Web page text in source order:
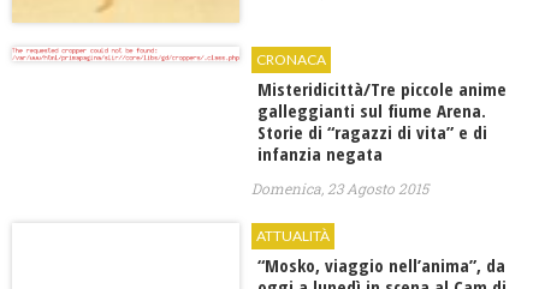
CRONACA
Misteridicittà/Tre piccole anime
galleggianti sul fiume Arena.
Storie di “ragazzi di vita” e di
infanzia negata
Domenica, 23 Agosto 2015
ATTUALITÀ
“Mosko, viaggio nell’anima”, da